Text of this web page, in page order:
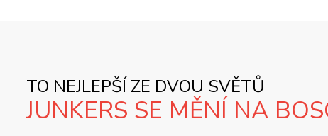
TO NEJLEPŠÍ ZE DVOU SVĚTŮ
JUNKERS SE MĚNÍ NA